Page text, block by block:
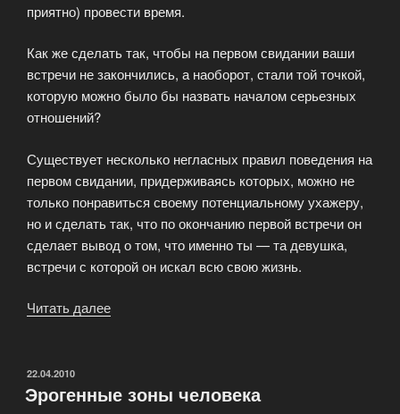
приятно) провести время.
Как же сделать так, чтобы на первом свидании ваши
встречи не закончились, а наоборот, стали той точкой,
которую можно было бы назвать началом серьезных
отношений?
Существует несколько негласных правил поведения на
первом свидании, придерживаясь которых, можно не
только понравиться своему потенциальному ухажеру,
но и сделать так, что по окончанию первой встречи он
сделает вывод о том, что именно ты — та девушка,
встречи с которой он искал всю свою жизнь.
Читать далее
на
ОПУБЛИКОВАНО
22.04.2010
Эрогенные зоны человека